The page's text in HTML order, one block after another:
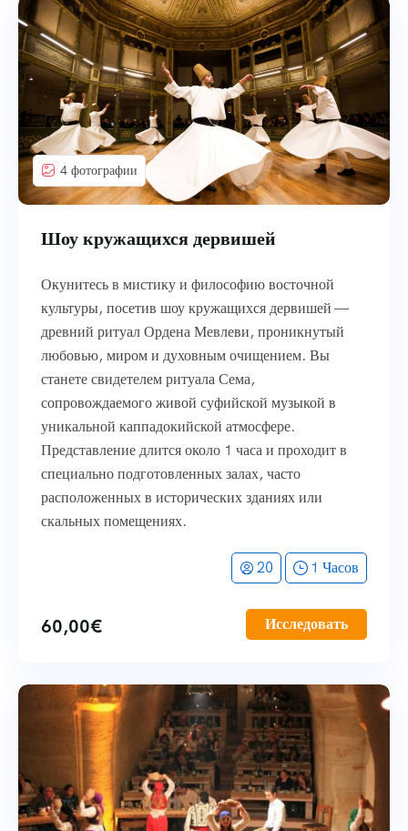
4 фотографии
Шоу кружащихся дервишей
Окунитесь в мистику и философию восточной
культуры, посетив шоу кружащихся дервишей —
древний ритуал Ордена Мевлеви, проникнутый
любовью, миром и духовным очищением. Вы
станете свидетелем ритуала Сема,
сопровождаемого живой суфийской музыкой в
уникальной каппадокийской атмосфере.
Представление длится около 1 часа и проходит в
специально подготовленных залах, часто
расположенных в исторических зданиях или
скальных помещениях.
20 1 Часов
60,00€ Исследовать